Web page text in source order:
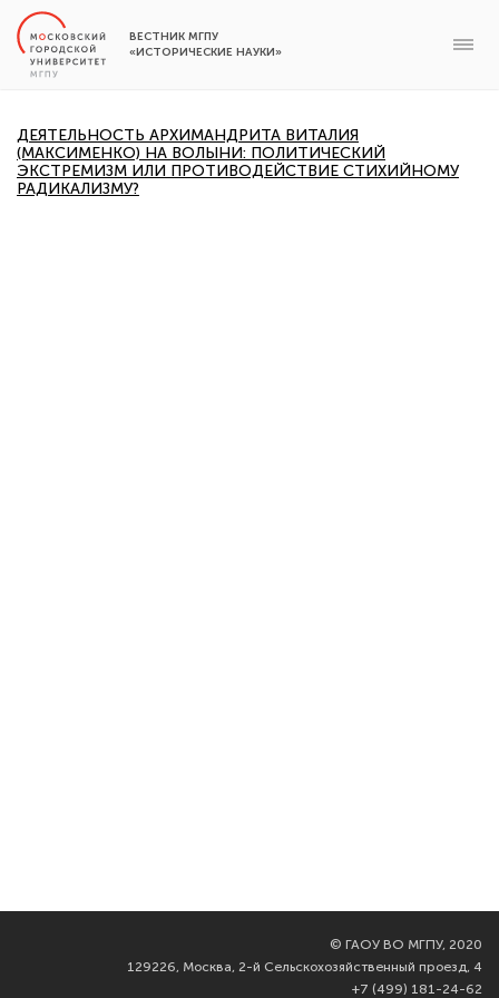
ВЕСТНИК МГПУ
«ИСТОРИЧЕСКИЕ НАУКИ»
ДЕЯТЕЛЬНОСТЬ АРХИМАНДРИТА ВИТАЛИЯ
(МАКСИМЕНКО) НА ВОЛЫНИ: ПОЛИТИЧЕСКИЙ
ЭКСТРЕМИЗМ ИЛИ ПРОТИВОДЕЙСТВИЕ СТИХИЙНОМУ
РАДИКАЛИЗМУ?
© ГАОУ ВО МГПУ, 2020
129226, Москва, 2-й Сельскохозяйственный проезд, 4
+7 (499) 181-24-62